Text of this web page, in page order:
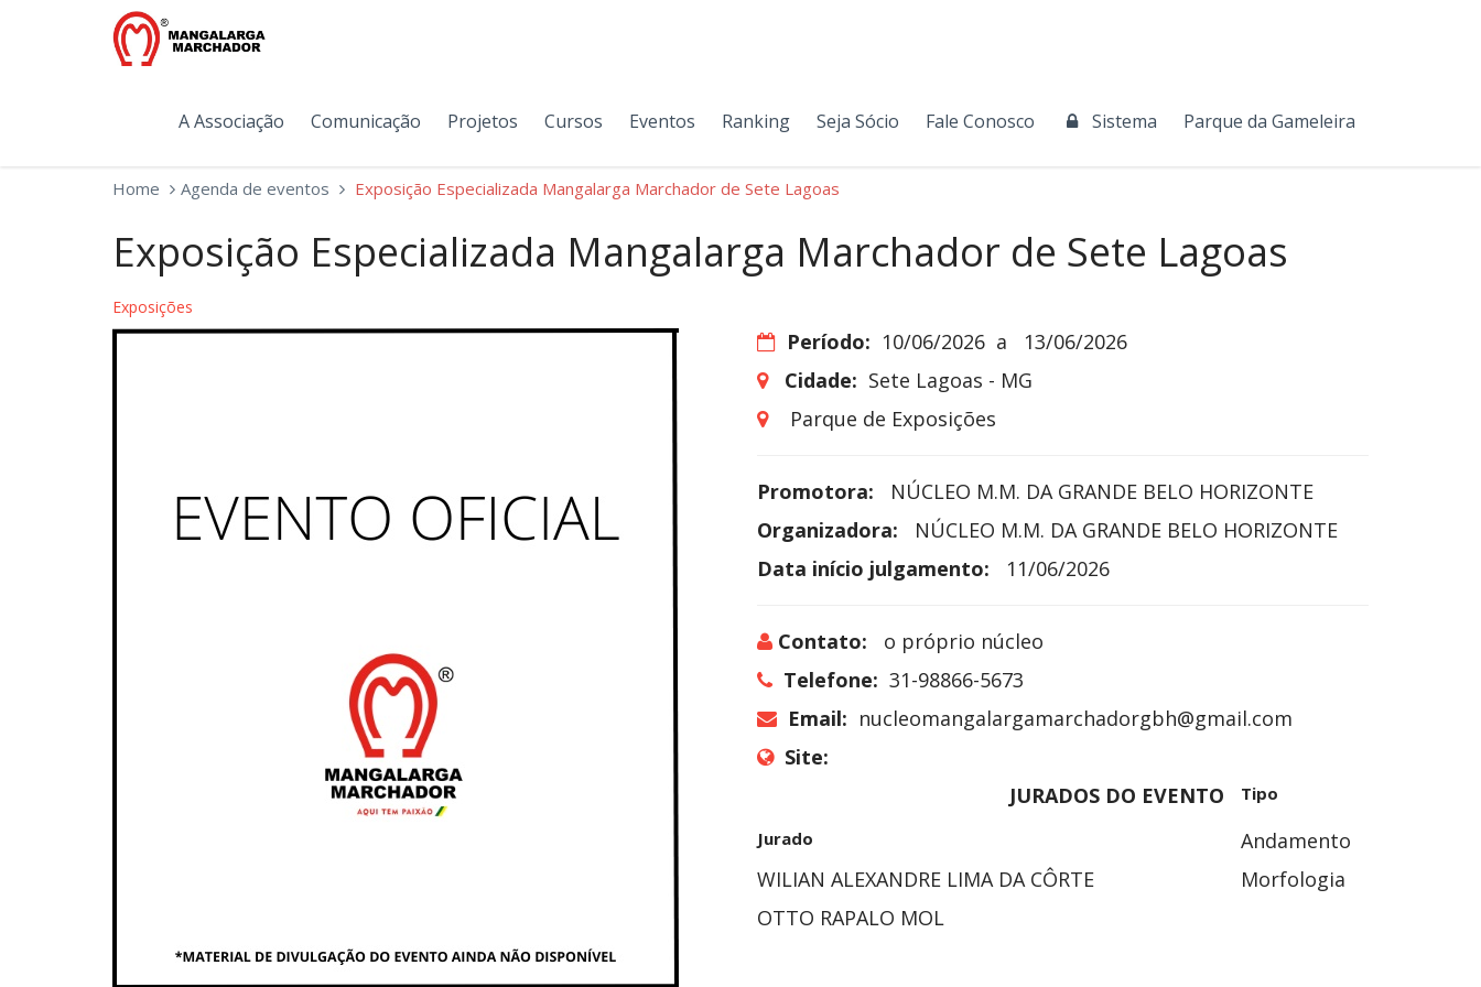
A Associação Comunicação Projetos Cursos Eventos Ranking Seja Sócio Fale Conosco Sistema Parque da Gameleira
Home Agenda de eventos Exposição Especializada Mangalarga Marchador de Sete Lagoas
Exposição Especializada Mangalarga Marchador de Sete Lagoas
Exposições
Período: 10/06/2026 a 13/06/2026
Cidade: Sete Lagoas - MG
Parque de Exposições
Promotora:
NÚCLEO M.M. DA GRANDE BELO HORIZONTE
Organizadora:
NÚCLEO M.M. DA GRANDE BELO HORIZONTE
Data início julgamento:
11/06/2026
Contato:
o próprio núcleo
Telefone: 31-98866-5673
Email: nucleomangalargamarchadorgbh@gmail.com
Site:
JURADOS DO EVENTO
Tipo
Jurado
Andamento
WILIAN ALEXANDRE LIMA DA CÔRTE
Morfologia
OTTO RAPALO MOL